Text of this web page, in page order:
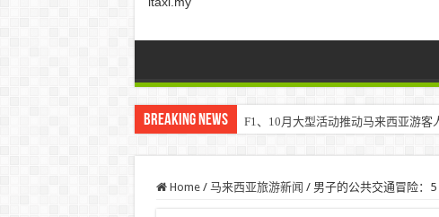
Breaking News F1、10月大型活动推动马来西亚游客
Home / 马来西亚旅游新闻 / 男子的公共交通冒险：